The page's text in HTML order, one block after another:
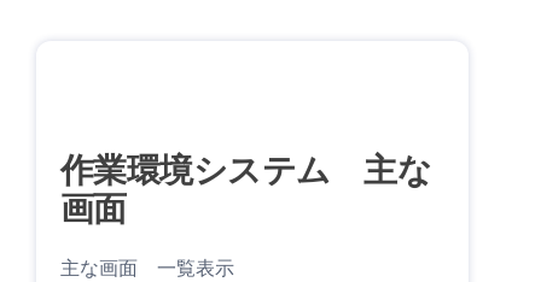
作業環境システム 主な
画面
主な画面 一覧表示